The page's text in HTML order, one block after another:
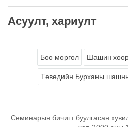
Асуулт, хариулт
Бөө мөргөл Шашин
Төвөдийн Бурханы
Семинарын бичигт буулгасан